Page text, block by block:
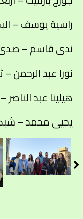
راسية يوسف –
ندى قاسم – صدى
نورا عبد الرحمن –
هيلينا عبد
يحيى محمد –